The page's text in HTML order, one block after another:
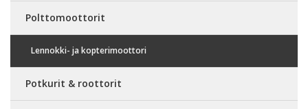
Polttomoottorit
Lennokki- ja kopterimoottori
Potkurit & roottorit